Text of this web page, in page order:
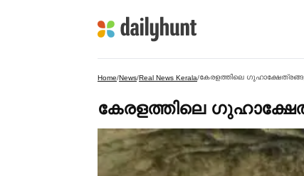
Home/News/Real News Kerala/കേരളത്തിലെ
കേരളത്തിലെ